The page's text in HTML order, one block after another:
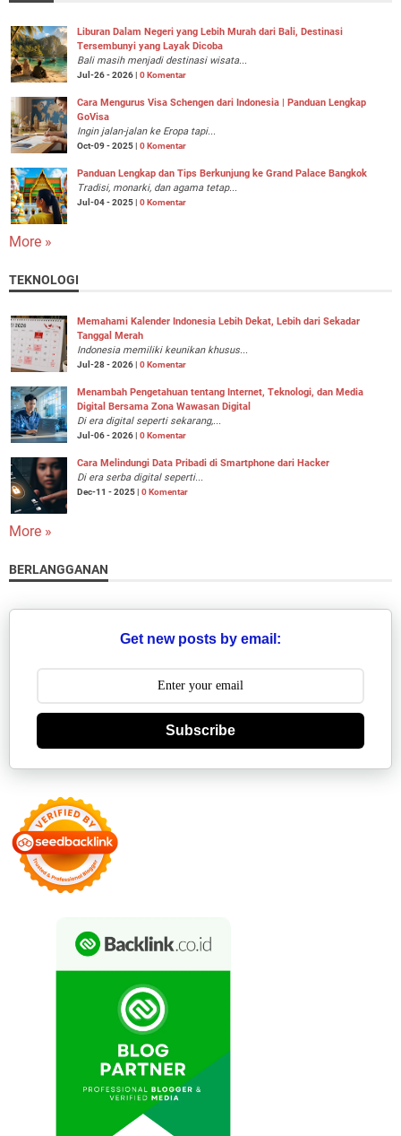
Liburan Dalam Negeri yang Lebih Murah dari Bali, Destinasi
Tersembunyi yang Layak Dicoba
Bali masih menjadi destinasi wisata...
Jul-26 - 2026 | 0 Komentar
Cara Mengurus Visa Schengen dari Indonesia | Panduan Lengkap
GoVisa
Ingin jalan-jalan ke Eropa tapi...
Oct-09 - 2025 | 0 Komentar
Panduan Lengkap dan Tips Berkunjung ke Grand Palace Bangkok
Tradisi, monarki, dan agama tetap...
Jul-04 - 2025 | 0 Komentar
More »
TEKNOLOGI
Memahami Kalender Indonesia Lebih Dekat, Lebih dari Sekadar
Tanggal Merah
Indonesia memiliki keunikan khusus...
Jul-28 - 2026 | 0 Komentar
Menambah Pengetahuan tentang Internet, Teknologi, dan Media
Digital Bersama Zona Wawasan Digital
Di era digital seperti sekarang,...
Jul-06 - 2026 | 0 Komentar
Cara Melindungi Data Pribadi di Smartphone dari Hacker
Di era serba digital seperti...
Dec-11 - 2025 | 0 Komentar
More »
BERLANGGANAN
Get new posts by email:
Subscribe